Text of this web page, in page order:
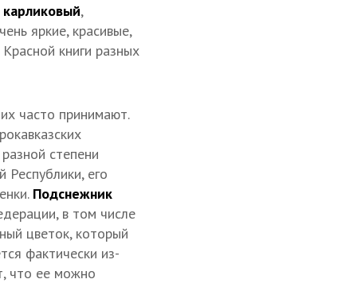
карликовый,
яркие, красивые,
книги разных
часто принимают.
степени
его
Подснежник
в том числе
цветок, который
фактически из-
что ее можно